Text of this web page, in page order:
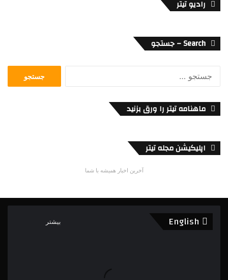
رادیو تیتر
Search – جستجو
ماهنامه تیتر را ورق بزنید
اپلیکیشن مجله تیتر
آخرین اخبار همیشه با شما
بیشتر